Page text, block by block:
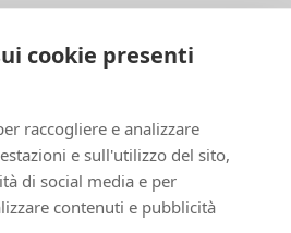
cookie presenti
raccogliere e analizzare
e sull'utilizzo del sito,
di social media e per
contenuti e pubblicità